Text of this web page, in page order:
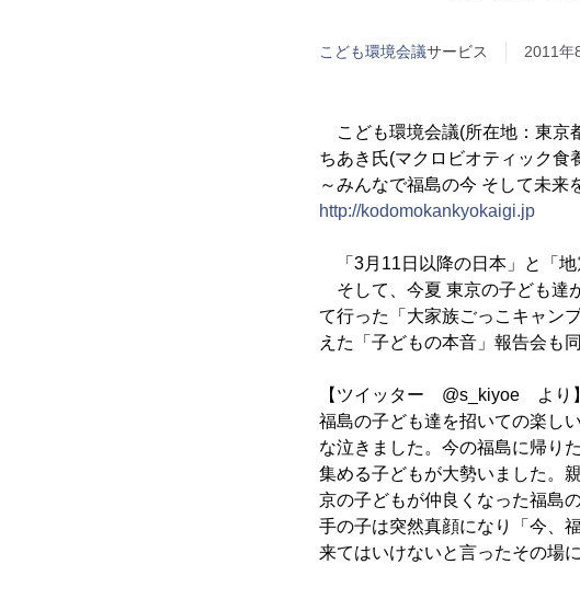
こども環境会議サービス 2011年
こども環境会議(所在地：東京
ちあき氏(マクロビオティック
～みんなで福島の今 そして未来
http://kodomokankyokaigi.jp
「3月11日以降の日本」と「地
そして、今夏 東京の子ども達
て行った「大家族ごっこキャン
えた「子どもの本音」報告会も
【ツイッター @s_kiyoe より】
福島の子ども達を招いての楽し
な泣きました。今の福島に帰り
集める子どもが大勢いました。
京の子どもが仲良くなった福島
手の子は突然真顔になり「今、
来てはいけないと言ったその場